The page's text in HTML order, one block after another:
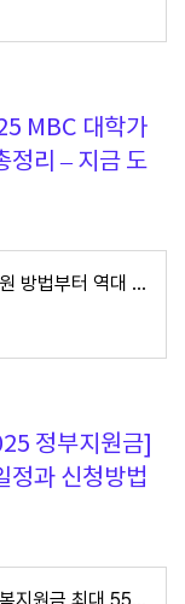
MBC 대학가
정리 – 지금 도
2025 MBC 대학가요제 지원 방법부터 역대 명곡까지 총정리 – 지금 도전하세요!
정부지원금]
정과 신청방법